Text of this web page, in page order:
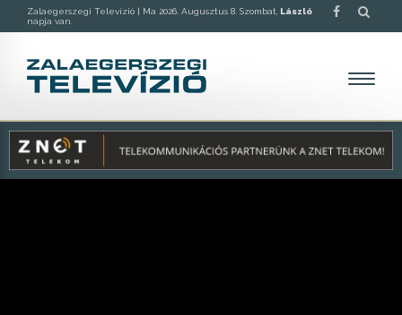
Zalaegerszegi Televízió | Ma 2026. Augusztus 8. Szombat, László
napja van.